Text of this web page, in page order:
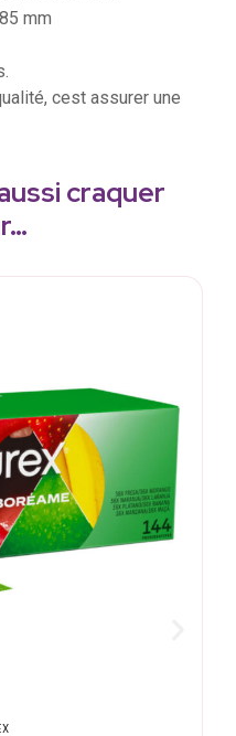
mm
cest assurer une
craquer